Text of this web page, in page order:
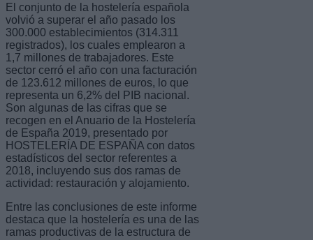
El conjunto de la hostelería española
volvió a superar el año pasado los
300.000 establecimientos (314.311
registrados), los cuales emplearon a
1,7 millones de trabajadores. Este
sector cerró el año con una facturación
de 123.612 millones de euros, lo que
representa un 6,2% del PIB nacional.
Son algunas de las cifras que se
recogen en el Anuario de la Hostelería
de España 2019, presentado por
HOSTELERÍA DE ESPAÑA con datos
estadísticos del sector referentes a
2018, incluyendo sus dos ramas de
actividad: restauración y alojamiento.
Entre las conclusiones de este informe
destaca que la hostelería es una de las
ramas productivas de la estructura de